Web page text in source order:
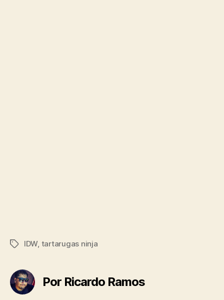
TagsIDW, tartarugas ninja
Por Ricardo Ramos